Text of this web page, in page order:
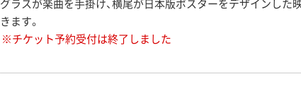
グラスが楽曲を手掛け、横尾が日本版ポスターをデザインした
きます。
※チケット予約受付は終了しました